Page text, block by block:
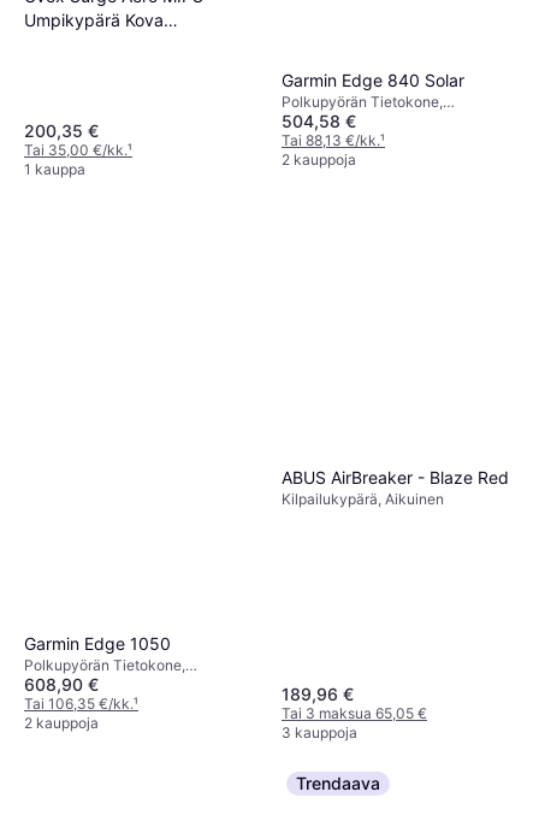
Umpikypärä Kova
200,35 €
Tai 35,00 €/kk.¹
1 kauppa
Garmin Edge 840 Solar
Polkupyörän Tietokone,
Värinäyttö, Kosketusnäyttö,
Langaton, ANT+
504,58 €
Tai 88,13 €/kk.¹
2 kauppoja
Garmin Edge 1050
Polkupyörän Tietokone,
Värinäyttö, Kosketusnäyttö
608,90 €
Tai 106,35 €/kk.¹
2 kauppoja
ABUS AirBreaker - Blaze Red
Kilpailukypärä, Aikuinen
189,96 €
Tai 3 maksua 65,05 €
3 kauppoja
Trendaava